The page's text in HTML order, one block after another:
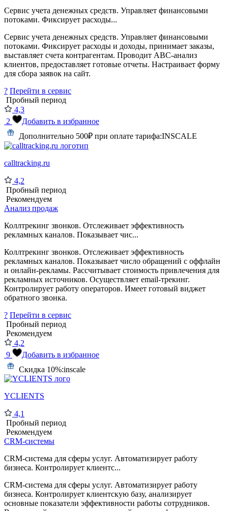
Сервис учета денежных средств. Управляет финансовыми
потоками. Фиксирует расходы...
Сервис учета денежных средств. Управляет финансовыми
потоками. Фиксирует расходы и доходы, принимает заказы,
выставляет счета контрагентам. Проводит АВС-анализ
клиентов, предоставляет готовые отчеты. Настраивает форму
для сбора заявок на сайт.
? Перейти в сервис
Пробный период
4,3
2
Добавить в избранное
Дополнительно 500₽ при оплате тарифа:INSCALE
calltracking.ru
4,2
Пробный период
Рекомендуем
Анализ продаж
Коллтрекинг звонков. Отслеживает эффективность
рекламных каналов. Показывает чис...
Коллтрекинг звонков. Отслеживает эффективность
рекламных каналов. Показывает число обращений с оффлайн
и онлайн-рекламы. Рассчитывает стоимость привлечения для
рекламных источников. Осуществляет email-трекинг.
Контролирует работу операторов. Имеет готовый виджет
обратного звонка.
? Перейти в сервис
Пробный период
Рекомендуем
4,2
9
Добавить в избранное
Скидка 10%:inscale
YCLIENTS
4,1
Пробный период
Рекомендуем
CRM-системы
CRM-система для сферы услуг. Автоматизирует работу
бизнеса. Контролирует клиентс...
CRM-система для сферы услуг. Автоматизирует работу
бизнеса. Контролирует клиентскую базу, анализирует
основные показатели эффективности работы сотрудников.